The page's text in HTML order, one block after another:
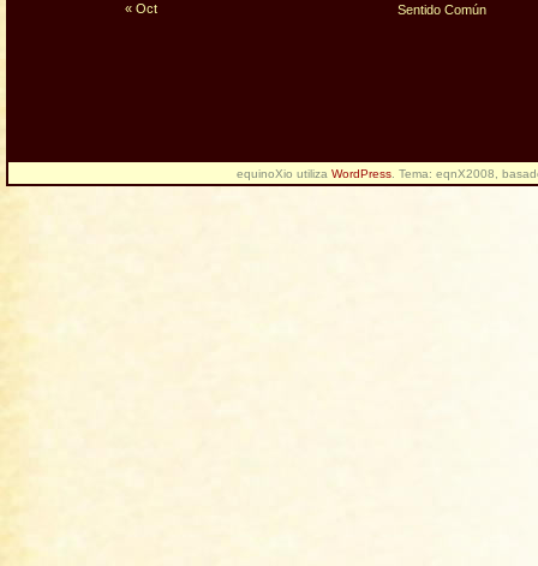
« Oct
Sentido Común
equinoXio utiliza WordPress . Tema: eqnX2008,